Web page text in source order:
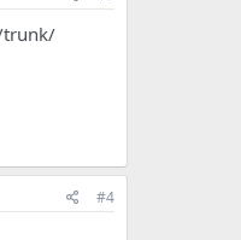
trunk/
#4